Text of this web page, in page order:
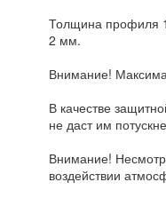
Толщина профиля
2 мм.
Внимание!
В качестве
не даст им
Внимание!
воздействии